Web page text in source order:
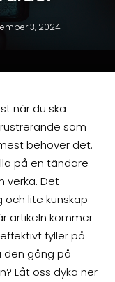
3, 2024
när du ska
som
behöver det.
på en tändare
verka. Det
lite kunskap
artikeln kommer
fyller på
den gång på
Låt oss dyka ner